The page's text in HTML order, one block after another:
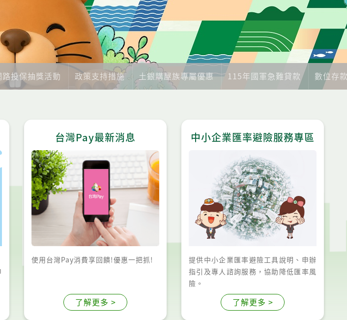
路投保抽獎活動 政策支持措施 土銀購屋族專屬優惠 115年國軍急難貸款 數位存
台灣Pay最新消息
使用台灣Pay消費享回饋!優惠一把抓!
了解更多 >
中小企業匯率避險服務專區
提供中小企業匯率避險工具說明、申辦
指引及專人諮詢服務，協助降低匯率風
險。
了解更多 >